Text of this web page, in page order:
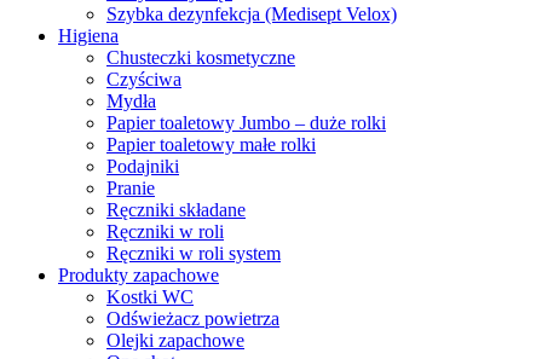
Szybka dezynfekcja (Medisept Velox)
Higiena
Chusteczki kosmetyczne
Czyściwa
Mydła
Papier toaletowy Jumbo – duże rolki
Papier toaletowy małe rolki
Podajniki
Pranie
Ręczniki składane
Ręczniki w roli
Ręczniki w roli system
Produkty zapachowe
Kostki WC
Odświeżacz powietrza
Olejki zapachowe